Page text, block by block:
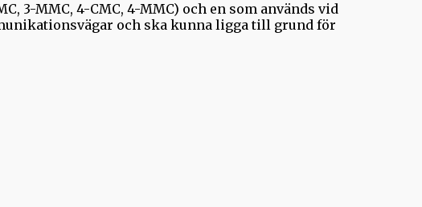
3-MMC, 4-CMC, 4-MMC) och en som används vid
och ska kunna ligga till grund för